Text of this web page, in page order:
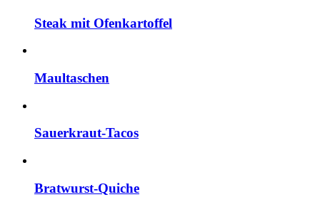
Steak mit Ofenkartoffel
Maultaschen
Sauerkraut-Tacos
Bratwurst-Quiche